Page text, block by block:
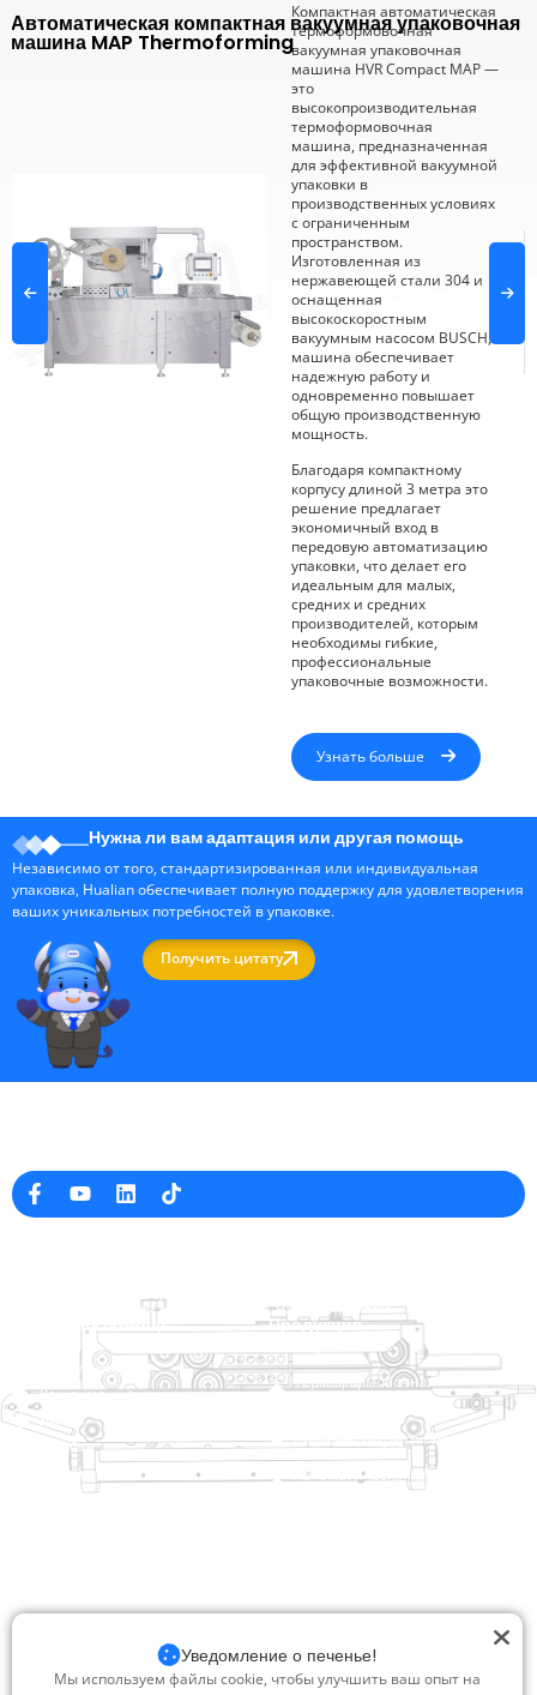
Автоматическая компактная вакуумная упаковочная
машина MAP Thermoforming
Компактная автоматическая
термоформовочная
вакуумная упаковочная
машина HVR Compact MAP —
это
высокопроизводительная
термоформовочная
машина, предназначенная
для эффективной вакуумной
упаковки в
производственных условиях
с ограниченным
пространством.
Изготовленная из
нержавеющей стали 304 и
оснащенная
высокоскоростным
вакуумным насосом BUSCH,
машина обеспечивает
надежную работу и
одновременно повышает
общую производственную
мощность.
Благодаря компактному
корпусу длиной 3 метра это
решение предлагает
экономичный вход в
передовую автоматизацию
упаковки, что делает его
идеальным для малых,
средних и средних
производителей, которым
необходимы гибкие,
профессиональные
упаковочные возможности.
Узнать больше
Нужна ли вам адаптация или другая помощь
Независимо от того, стандартизированная или индивидуальная
упаковка, Hualian обеспечивает полную поддержку для удовлетворения
ваших уникальных потребностей в упаковке.
Получить цитату
Ссылка на помощь
Главная
Продукция
Решение
Дилер
О сайте
Сервис
Продукция
Термоформовочная
упаковочная машина
Системы закрытия мешков
Автоматическая упаковочная
Термоусадочная упаковочная
машина
Информация о компании
No. 2 Dawei Road, Gaoxiang
Промышленная зона, Вэньчжоу, Чжэцзян, Китай
Уведомление о печенье!
Мы используем файлы cookie, чтобы улучшить ваш опыт на